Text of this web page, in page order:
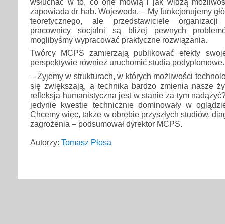
zapowiada dr hab. Wojewoda. – My funkcjonujemy
teoretycznego, ale przedstawiciele
pracownicy socjalni są bliżej pewnych
moglibyśmy wypracować praktyczne rozwiązania.
Twórcy MCPS zamierzają publikować efekty
perspektywie również uruchomić studia podyplomowe.
– Żyjemy w strukturach, w których możliwości
się zwiększają, a technika bardzo zmienia nasze
refleksja humanistyczna jest w stanie za tym
jedynie kwestie technicznie dominowały w
Chcemy więc, także w obrębie przyszłych studiów,
zagrożenia – podsumował dyrektor MCPS.
Autorzy: Tomasz Płosa